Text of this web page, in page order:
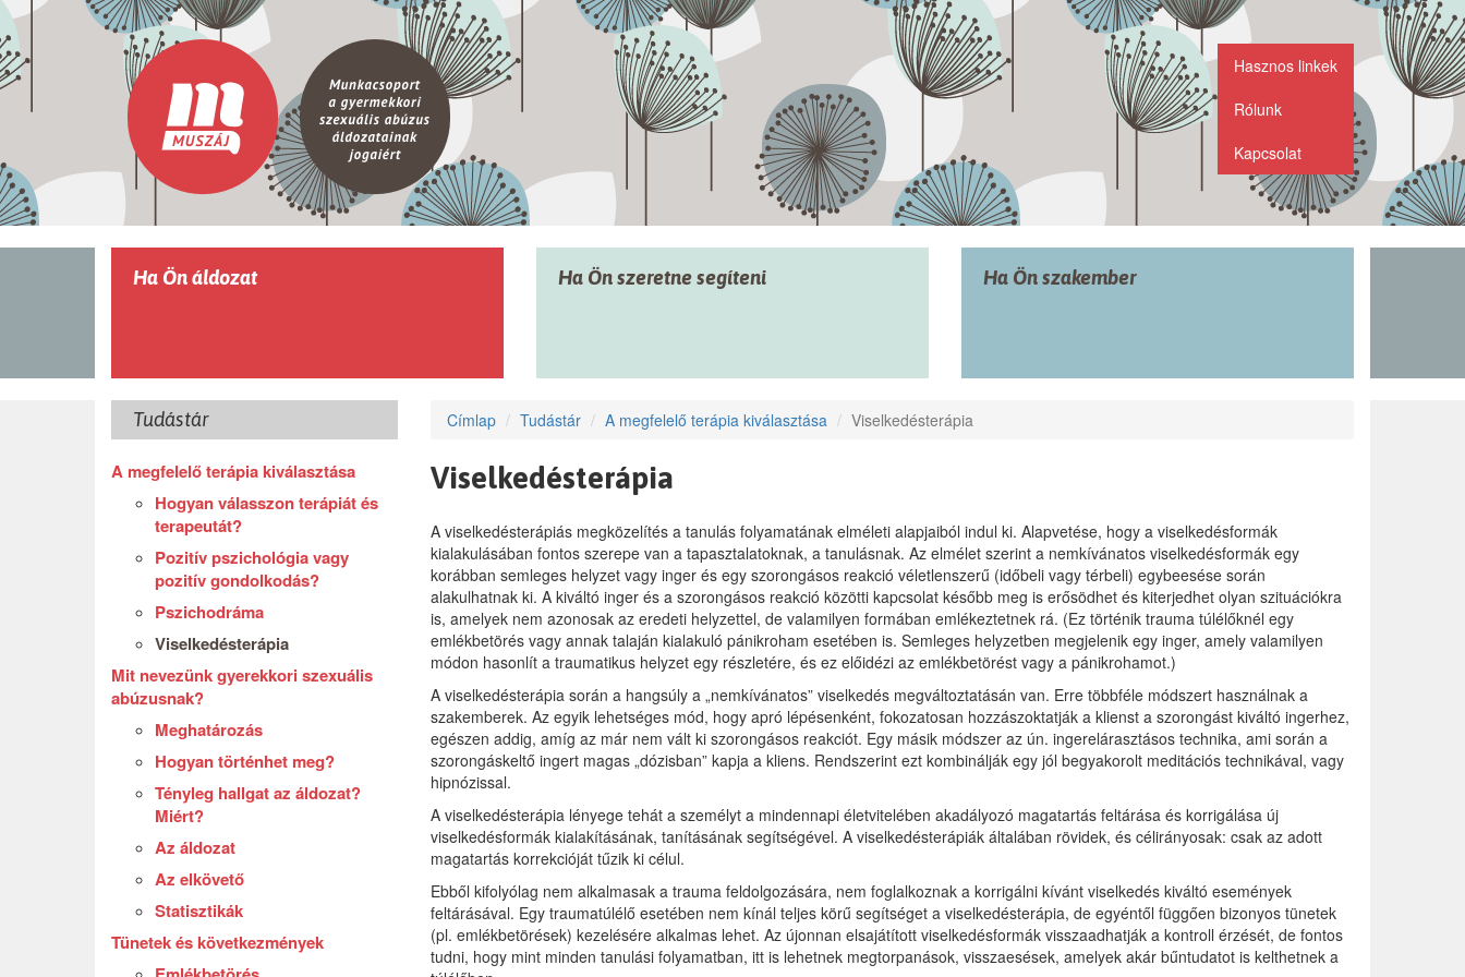
Ugrás a tartalomra
Hasznos linkek
Rólunk
Kapcsolat
Ha Ön áldozat Ha Ön szeretne segíteni Ha Ön szakember
Tudástár
A megfelelő terápia kiválasztása
Hogyan válasszon terápiát és
terapeutát?
Pozitív pszichológia vagy
pozitív gondolkodás?
Pszichodráma
Viselkedésterápia
Mit nevezünk gyerekkori szexuális
abúzusnak?
Meghatározás
Hogyan történhet meg?
Tényleg hallgat az áldozat?
Miért?
Az áldozat
Az elkövető
Statisztikák
Tünetek és következmények
Címlap Tudástár A megfelelő terápia kiválasztása Viselkedésterápia
Viselkedésterápia
A viselkedésterápiás megközelítés a tanulás folyamatának elméleti alapjaiból indul ki. Alapvetése, hogy a viselkedésformák
kialakulásában fontos szerepe van a tapasztalatoknak, a tanulásnak. Az elmélet szerint a nemkívánatos viselkedésformák egy
korábban semleges helyzet vagy inger és egy szorongásos reakció véletlenszerű (időbeli vagy térbeli) egybeesése során
alakulhatnak ki. A kiváltó inger és a szorongásos reakció közötti kapcsolat később meg is erősödhet és kiterjedhet olyan szituációkra
is, amelyek nem azonosak az eredeti helyzettel, de valamilyen formában emlékeztetnek rá. (Ez történik trauma túlélőknél egy
emlékbetörés vagy annak talaján kialakuló pánikroham esetében is. Semleges helyzetben megjelenik egy inger, amely valamilyen
módon hasonlít a traumatikus helyzet egy részletére, és ez előidézi az emlékbetörést vagy a pánikrohamot.)
A viselkedésterápia során a hangsúly a „nemkívánatos” viselkedés megváltoztatásán van. Erre többféle módszert használnak a
szakemberek. Az egyik lehetséges mód, hogy apró lépésenként, fokozatosan hozzászoktatják a klienst a szorongást kiváltó ingerhez,
egészen addig, amíg az már nem vált ki szorongásos reakciót. Egy másik módszer az ún. ingerelárasztásos technika, ami során a
szorongáskeltő ingert magas „dózisban” kapja a kliens. Rendszerint ezt kombinálják egy jól begyakorolt meditációs technikával, vagy
hipnózissal.
A viselkedésterápia lényege tehát a személyt a mindennapi életvitelében akadályozó magatartás feltárása és korrigálása új
viselkedésformák kialakításának, tanításának segítségével. A viselkedésterápiák általában rövidek, és célirányosak: csak az adott
magatartás korrekcióját tűzik ki célul.
Ebből kifolyólag nem alkalmasak a trauma feldolgozására, nem foglalkoznak a korrigálni kívánt viselkedés kiváltó események
feltárásával. Egy traumatúlélő esetében nem kínál teljes körű segítséget a viselkedésterápia, de egyéntől függően bizonyos tünetek
(pl. emlékbetörések) kezelésére alkalmas lehet. Az újonnan elsajátított viselkedésformák visszaadhatják a kontroll érzését, de fontos
tudni, hogy mint minden tanulási folyamatban, itt is lehetnek megtorpanások, visszaesések, amelyek akár bűntudatot is kelthetnek a